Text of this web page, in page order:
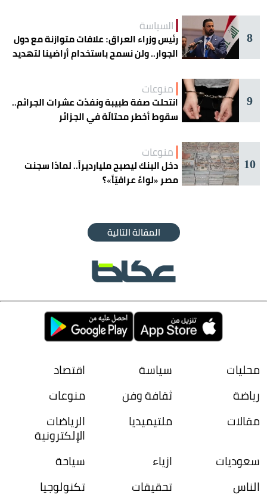
8
السياسة
رئيس وزراء العراق: علاقات متوازنة مع دول
الجوار.. ولن نسمح باستخدام أراضينا لتهديد
9
منوعات
انتحلت صفة طبيبة ونفذت عشرات الجرائم..
سقوط أخطر محتالَة في الجزائر
10
منوعات
دخل البنك ليصبح مليارديراً.. لماذا سجنت
مصر «لواءً عراقيّاً»؟
المقالة التالية
محليات سياسة
اقتصاد
رياضة
ثقافة وفن
منوعات
مقالات
ملتيميديا الرياضات
الإلكترونية
سعوديات
ازياء
سياحة
الناس
تحقيقات تكنولوجيا